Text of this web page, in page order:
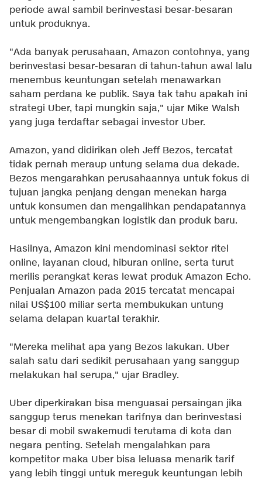
periode awal sambil berinvestasi besar-besaran
untuk produknya.
"Ada banyak perusahaan, Amazon contohnya, yang
berinvestasi besar-besaran di tahun-tahun awal lalu
menembus keuntungan setelah menawarkan
saham perdana ke publik. Saya tak tahu apakah ini
strategi Uber, tapi mungkin saja," ujar Mike Walsh
yang juga terdaftar sebagai investor Uber.
Amazon, yand didirikan oleh Jeff Bezos, tercatat
tidak pernah meraup untung selama dua dekade.
Bezos mengarahkan perusahaannya untuk fokus di
tujuan jangka penjang dengan menekan harga
untuk konsumen dan mengalihkan pendapatannya
untuk mengembangkan logistik dan produk baru.
Hasilnya, Amazon kini mendominasi sektor ritel
online, layanan cloud, hiburan online, serta turut
merilis perangkat keras lewat produk Amazon Echo.
Penjualan Amazon pada 2015 tercatat mencapai
nilai US$100 miliar serta membukukan untung
selama delapan kuartal terakhir.
"Mereka melihat apa yang Bezos lakukan. Uber
salah satu dari sedikit perusahaan yang sanggup
melakukan hal serupa," ujar Bradley.
Uber diperkirakan bisa menguasai persaingan jika
sanggup terus menekan tarifnya dan berinvestasi
besar di mobil swakemudi terutama di kota dan
negara penting. Setelah mengalahkan para
kompetitor maka Uber bisa leluasa menarik tarif
yang lebih tinggi untuk mereguk keuntungan lebih